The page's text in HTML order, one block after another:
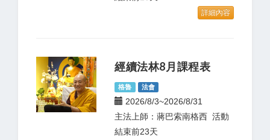
詳細內容
經續法林8月課程表
格魯 法會
2026/8/3~2026/8/31
主法上師：蔣巴索南格西 活動
結束前23天